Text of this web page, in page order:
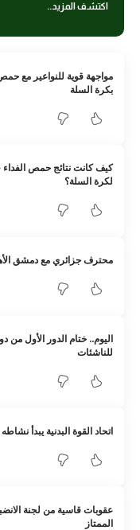
اكتشف المزيد..
مواجهة قوية للنواعير مع
بكرة السلة
كيف كانت نتائج حمص الفداء
لكرة السلة؟
محترف جزائري مع دمشق
اليوم.. ختام الدور الأول من
للناشئات
اتحاد القوة البدنية يبدأ
عقوبات قاسية من لجنة
الممتاز